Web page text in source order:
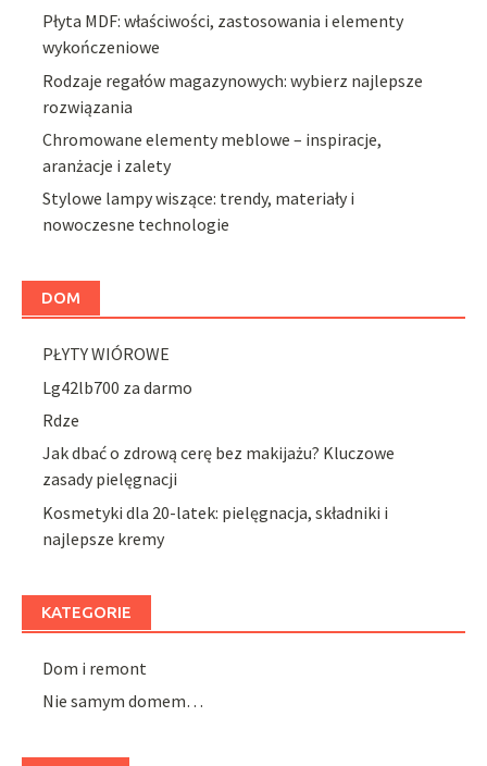
Płyta MDF: właściwości, zastosowania i elementy
wykończeniowe
Rodzaje regałów magazynowych: wybierz najlepsze
rozwiązania
Chromowane elementy meblowe – inspiracje,
aranżacje i zalety
Stylowe lampy wiszące: trendy, materiały i
nowoczesne technologie
DOM
PŁYTY WIÓROWE
Lg42lb700 za darmo
Rdze
Jak dbać o zdrową cerę bez makijażu? Kluczowe
zasady pielęgnacji
Kosmetyki dla 20-latek: pielęgnacja, składniki i
najlepsze kremy
KATEGORIE
Dom i remont
Nie samym domem…